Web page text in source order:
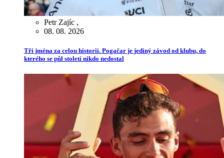
Petr Zajíc ,
08. 08. 2026
Tři jména za celou historii. Pogačar je jediný závod od klubu, do
kterého se půl století nikdo nedostal